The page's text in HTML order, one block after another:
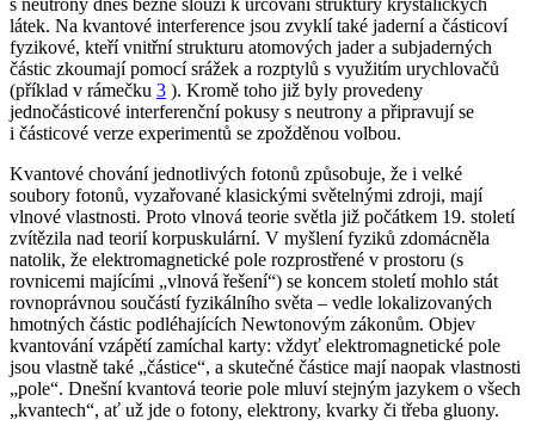
látek. Na kvantové interference jsou zvyklí také jaderní a částicoví
fyzikové, kteří vnitřní strukturu atomových jader a subjaderných
částic zkoumají pomocí srážek a rozptylů s využitím urychlovačů
(příklad v rámečku 3 ). Kromě toho již byly provedeny
jednočásticové interferenční pokusy s neutrony a připravují se
i částicové verze experimentů se zpožděnou volbou.
Kvantové chování jednotlivých fotonů způsobuje, že i velké
soubory fotonů, vyzařované klasickými světelnými zdroji, mají
vlnové vlastnosti. Proto vlnová teorie světla již počátkem 19. století
zvítězila nad teorií korpuskulární. V myšlení fyziků zdomácněla
natolik, že elektromagnetické pole rozprostřené v prostoru (s
rovnicemi majícími „vlnová řešení“) se koncem století mohlo stát
rovnoprávnou součástí fyzikálního světa – vedle lokalizovaných
hmotných částic podléhajících Newtonovým zákonům. Objev
kvantování vzápětí zamíchal karty: vždyť elektromagnetické pole
jsou vlastně také „částice“, a skutečné částice mají naopak vlastnosti
„pole“. Dnešní kvantová teorie pole mluví stejným jazykem o všech
„kvantech“, ať už jde o fotony, elektrony, kvarky či třeba gluony.